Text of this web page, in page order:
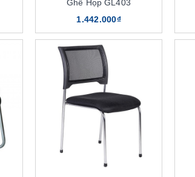
Ghế Họp GL403
1.442.000₫